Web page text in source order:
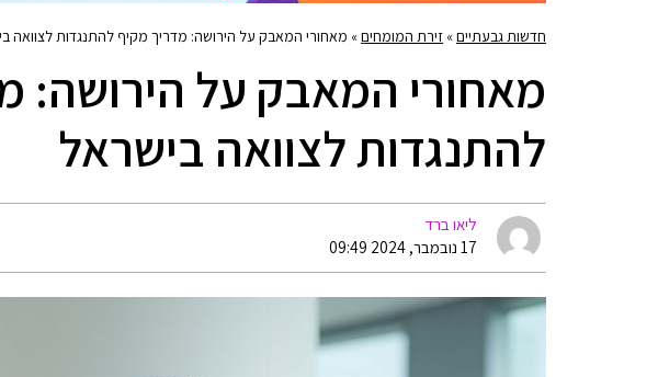
חדשות גבעתיים» זירת המומחים» מאחורי המאבק על הירושה: מדריך מקיף להתנגדות לצוואה
מאחורי המאבק על הירושה:
להתנגדות לצוואה בישראל
ליאו ברד
17 נובמבר, 2024 09:49